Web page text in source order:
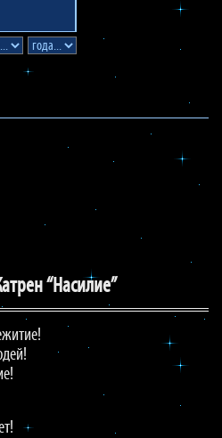
“Насилие”